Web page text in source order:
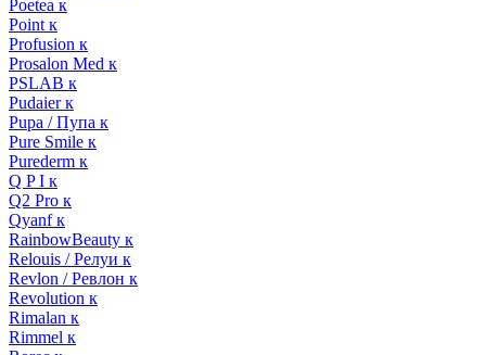
Poetea к
Point к
Profusion к
Prosalon Med к
PSLAB к
Pudaier к
Pupa / Пупа к
Pure Smile к
Purederm к
Q P I к
Q2 Pro к
Qyanf к
RainbowBeauty к
Relouis / Релуи к
Revlon / Ревлон к
Revolution к
Rimalan к
Rimmel к